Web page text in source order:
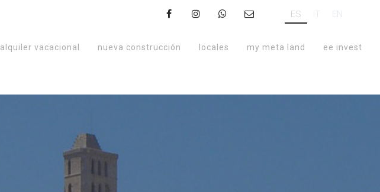
ES IT EN
alquiler vacacional nueva construcción locales my meta land ee invest